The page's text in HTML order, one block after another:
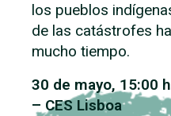
los pueblos
de las catástrofes
mucho tiempo.
30 de mayo, 15:00
– CES Lisboa